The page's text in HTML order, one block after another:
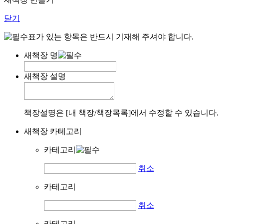
닫기
표가 있는 항목은 반드시 기재해 주셔야 합니다.
새책장 명
새책장 설명
책장설명은 [내 책장/책장목록]에서 수정할 수 있습니다.
새책장 카테고리
카테고리
취소
카테고리
취소